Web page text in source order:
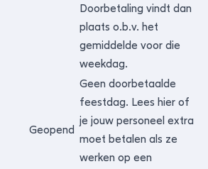
Doorbetaling vindt dan
plaats o.b.v. het
gemiddelde voor die
weekdag.
Geopend
Geen doorbetaalde
feestdag. Lees hier of
je jouw personeel extra
moet betalen als ze
werken op een